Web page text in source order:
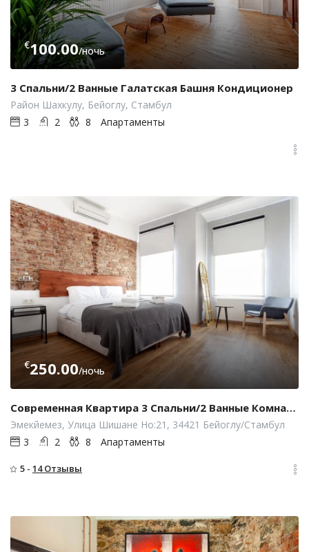
€100.00/ночь
3 Спальни/2 Ванные Галатская Башня Кондиционер
Район Шахкулу, Бейоглу, Стамбул
3
2 8 Апартаменты
€250.00/ночь
Современная Квартира 3 Спальни/2 Ванные Комнаты, Кондиционер/Лифт
Эмекйемез, Улица Шишане Но:21, 34421 Бейоглу/Стамбул
3
2 8 Апартаменты
5 - 14 Отзывы